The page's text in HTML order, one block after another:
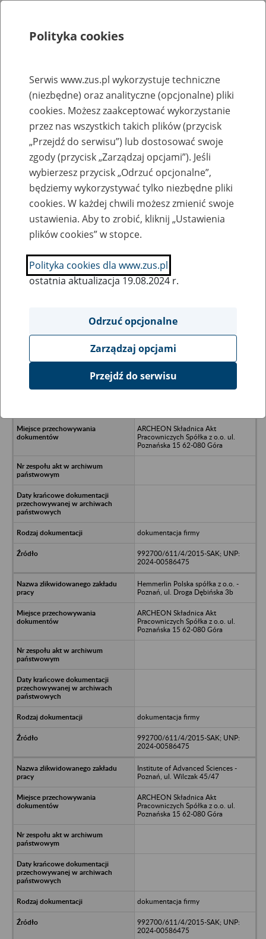
Rejestry, ewidencje i archiwa
Baza zlikwidowanych lub
przekształconych zakładów pracy
Nazwa zakładu pracy:
SZUKAJ
Ukryj wszystkie pozycje bazy
TRUSK S.A. - Poznań ul. Sarmacka 7
ARCHEON Składnica Akt
Pracowniczych Spółka z o.o. ul.
Poznańska 15 62-080 Góra
dokumentacja firmy
992700/611/4/2015-SAK; UNP:
2024-00586475
Hemmerlin Polska spółka z o.o. -
Poznań, ul. Droga Dębińska 3b
ARCHEON Składnica Akt
Pracowniczych Spółka z o.o. ul.
Poznańska 15 62-080 Góra
dokumentacja firmy
992700/611/4/2015-SAK; UNP:
2024-00586475
Institute of Advanced Sciences -
Poznań, ul. Wilczak 45/47
ARCHEON Składnica Akt
Pracowniczych Spółka z o.o. ul.
Poznańska 15 62-080 Góra
dokumentacja firmy
992700/611/4/2015-SAK; UNP:
2024-00586475
Polityka cookies
Serwis www.zus.pl wykorzystuje techniczne
(niezbędne) oraz analityczne (opcjonalne) pliki
cookies. Możesz zaakceptować wykorzystanie
przez nas wszystkich takich plików (przycisk
„Przejdź do serwisu”) lub dostosować swoje
zgody (przycisk „Zarządzaj opcjami”). Jeśli
wybierzesz przycisk „Odrzuć opcjonalne”,
będziemy wykorzystywać tylko niezbędne pliki
cookies. W każdej chwili możesz zmienić swoje
ustawienia. Aby to zrobić, kliknij „Ustawienia
plików cookies” w stopce.
Polityka cookies dla www.zus.pl
ostatnia aktualizacja 19.08.2024 r.
Odrzuć opcjonalne
Zarządzaj opcjami
Przejdź do serwisu